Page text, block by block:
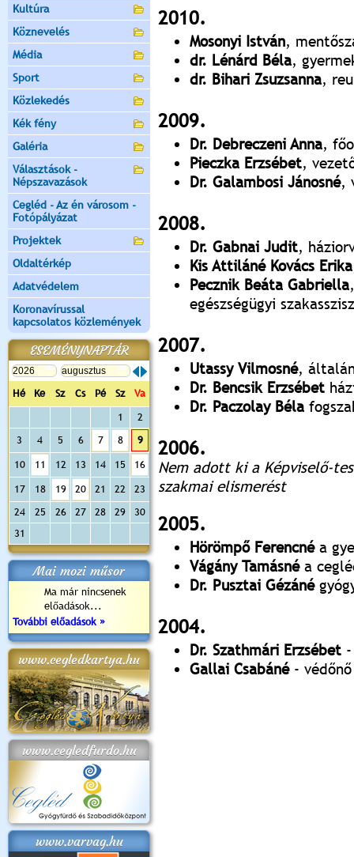
Kultúra
Köznevelés
Média
Sport
Közlekedés
Kék fény
Galéria
Választások -
Népszavazások
Cegléd - Az én városom -
Fotópályázat
Projektek
Oldaltérkép
Adatvédelem
Koronavírussal
kapcsolatos közlemények
ESEMÉNYNAPTÁR
Hé Ke Sz Cs Pé Sz
Va
1
2
3
4 5 6 7 8 9
10 11 12 13 14 15 16
17 18 19 20 21 22
23
24
25 26 27 28 29
30
31
Mai mozi műsor
Ma már nincsenek
előadások...
További előadások »
www.cegledkartya.hu
www.cegledfurdo.hu
www.varvag.hu
2010.
Mosonyi István,
dr. Lénárd Béla,
dr. Bihari Zsuzsanna,
2009.
Dr. Debreczeni Anna,
Pieczka Erzsébet,
Dr. Galambosi Jánosné,
2008.
Dr. Gabnai Judit,
Kis Attiláné Kovács Erika
Pecznik Beáta Gabriella
egészségügyi
2007.
Utassy Vilmosné,
Dr. Bencsik Erzsébet
Dr. Paczolay Béla
2006.
Nem adott ki a Képviselő-
szakmai elismerést
2005.
Hörömpő Ferencnéa
Vágány Tamásnéa
Dr. Pusztai Gézáné
2004.
Dr. Szathmári Erzsébet
Gallai Csabáné- védőnő
2018.
Kossuth Toborzó
Ünnepély
2017.09.22-23.
Szent István Ünnepe
Kenyere Program
V. Ceglédi Vágta
(2017. 06. 18.)
Laska